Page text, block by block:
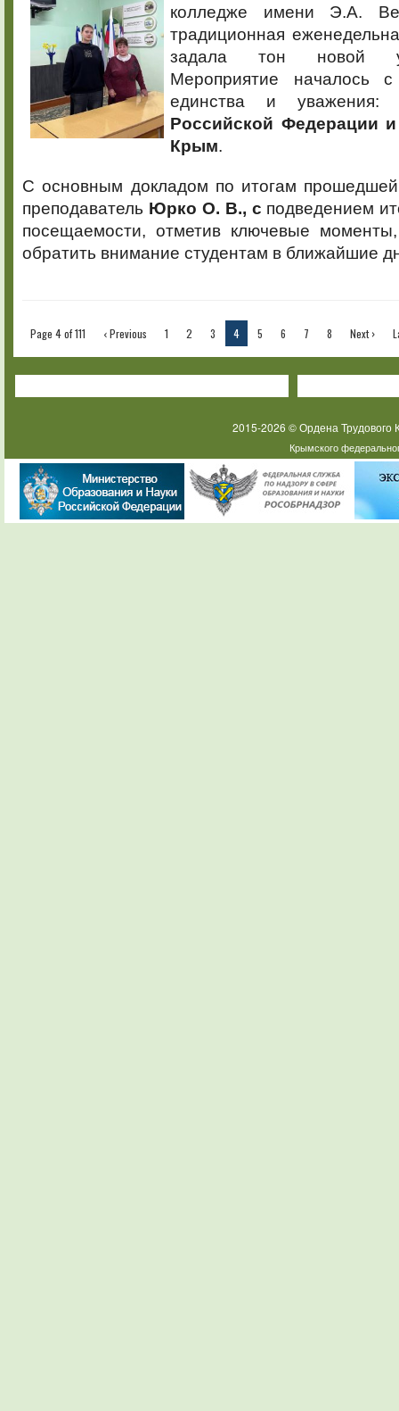
колледже имени Э.А.
традиционная
задала тон новой
Мероприятие началось
единства и уважения:
Российской Федерации
Крым.
С основным докладом по итогам
преподаватель Юрко О. В., с подведением
посещаемости, отметив ключевые
обратить внимание студентам в ближайшие
Page 4 of 111 ‹ Previous 1 2 3 4 5 6 7 8 Next ›
2015-2026 © Ордена
Крымского